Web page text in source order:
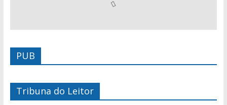
PUB
Tribuna do Leitor